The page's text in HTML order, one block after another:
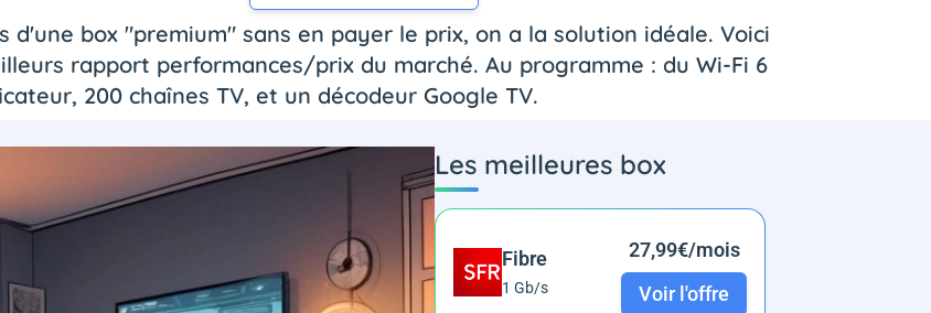
box "premium" sans en payer le prix, on a la solution idéale. Voici
rapport performances/prix du marché. Au programme : du Wi-Fi 6
200 chaînes TV, et un décodeur Google TV.
Les meilleures box
Fibre
1 Gb/s
27,99€/mois
Voir l'offre